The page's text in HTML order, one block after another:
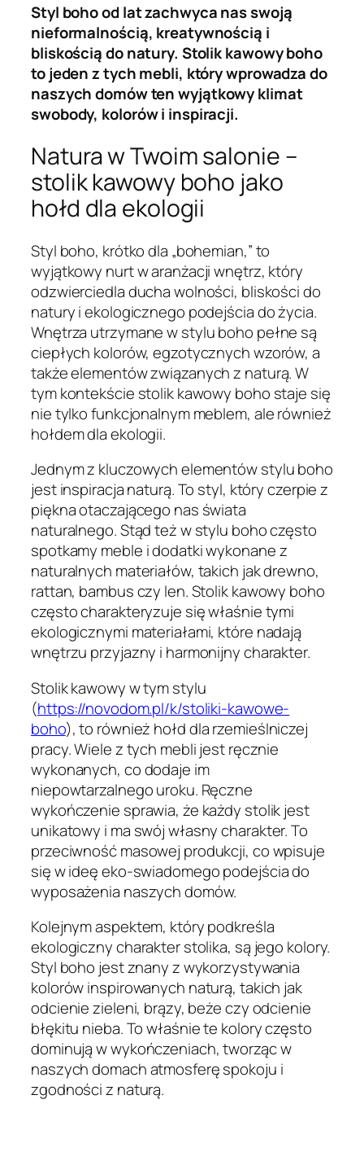
Styl boho od lat zachwyca nas swoją
nieformalnością, kreatywnością i
bliskością do natury. Stolik kawowy boho
to jeden z tych mebli, który wprowadza do
naszych domów ten wyjątkowy klimat
swobody, kolorów i inspiracji.
Natura w Twoim salonie –
stolik kawowy boho jako
hołd dla ekologii
Styl boho, krótko dla „bohemian,” to
wyjątkowy nurt w aranżacji wnętrz, który
odzwierciedla ducha wolności, bliskości do
natury i ekologicznego podejścia do życia.
Wnętrza utrzymane w stylu boho pełne są
ciepłych kolorów, egzotycznych wzorów, a
także elementów związanych z naturą. W
tym kontekście stolik kawowy boho staje się
nie tylko funkcjonalnym meblem, ale również
hołdem dla ekologii.
Jednym z kluczowych elementów stylu boho
jest inspiracja naturą. To styl, który czerpie z
piękna otaczającego nas świata
naturalnego. Stąd też w stylu boho często
spotkamy meble i dodatki wykonane z
naturalnych materiałów, takich jak drewno,
rattan, bambus czy len. Stolik kawowy boho
często charakteryzuje się właśnie tymi
ekologicznymi materiałami, które nadają
wnętrzu przyjazny i harmonijny charakter.
Stolik kawowy w tym stylu
(https://novodom.pl/k/stoliki-kawowe-
boho), to również hołd dla rzemieślniczej
pracy. Wiele z tych mebli jest ręcznie
wykonanych, co dodaje im
niepowtarzalnego uroku. Ręczne
wykończenie sprawia, że każdy stolik jest
unikatowy i ma swój własny charakter. To
przeciwność masowej produkcji, co wpisuje
się w ideę eko-swiadomego podejścia do
wyposażenia naszych domów.
Kolejnym aspektem, który podkreśla
ekologiczny charakter stolika, są jego kolory.
Styl boho jest znany z wykorzystywania
kolorów inspirowanych naturą, takich jak
odcienie zieleni, brązy, beże czy odcienie
błękitu nieba. To właśnie te kolory często
dominują w wykończeniach, tworząc w
naszych domach atmosferę spokoju i
zgodności z naturą.